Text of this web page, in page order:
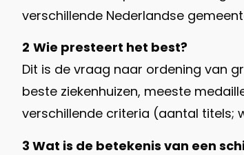
verschillende Nederlandse
2 Wie presteert het best?
Dit is de vraag naar ordening van
beste ziekenhuizen, meeste
verschillende criteria (aantal titels;
3 Wat is de betekenis van een